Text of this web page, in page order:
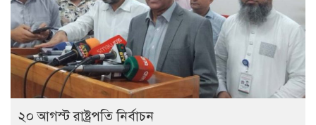
২০ আগস্ট রাষ্ট্রপতি নির্বাচন